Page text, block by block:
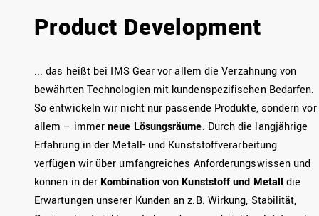
Product Development
... das heißt bei IMS Gear vor allem die Verzahnung von
bewährten Technologien mit kundenspezifischen Bedarfen.
So entwickeln wir nicht nur passende Produkte, sondern vor
allem – immerneue Lösungsräume. Durch die langjährige
Erfahrung in der Metall- und Kunststoffverarbeitung
verfügen wir über umfangreiches Anforderungswissen und
können in der Kombination von Kunststoff und Metall die
Erwartungen unserer Kunden an z.B. Wirkung, Stabilität,